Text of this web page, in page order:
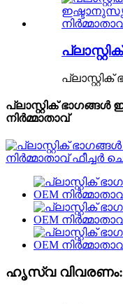
പ്ലാസ്റ്റിക്
പ്ലാസ്റ്റിക് ഭാഗങ്ങൾ
നിർമ്മാതാവ്
ഹൃസ്വ വിവരണം: